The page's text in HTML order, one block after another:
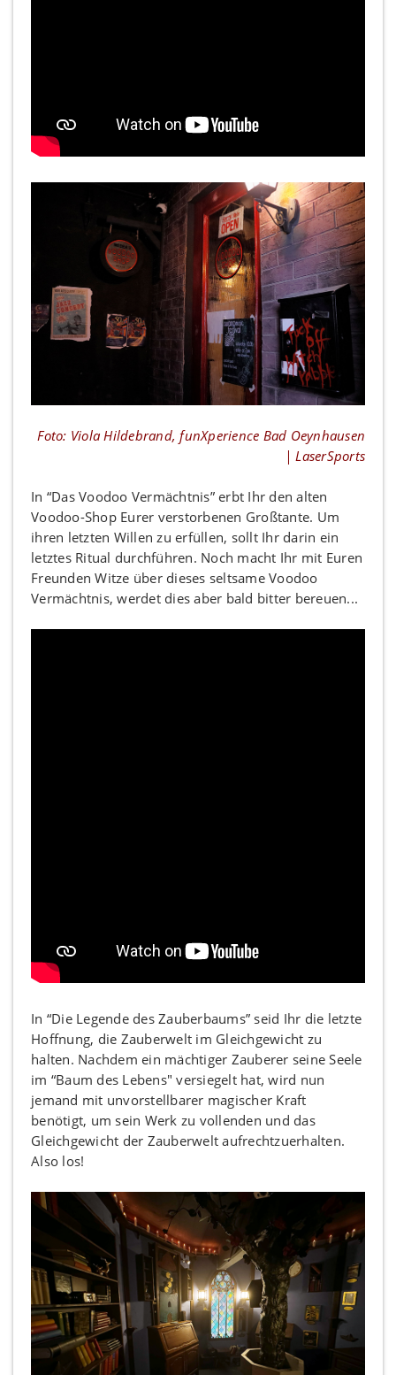
Foto: Viola Hildebrand, funXperience Bad Oeynhausen
| LaserSports
In “Das Voodoo Vermächtnis” erbt Ihr den alten
Voodoo-Shop Eurer verstorbenen Großtante. Um
ihren letzten Willen zu erfüllen, sollt Ihr darin ein
letztes Ritual durchführen. Noch macht Ihr mit Euren
Freunden Witze über dieses seltsame Voodoo
Vermächtnis, werdet dies aber bald bitter bereuen...
In “Die Legende des Zauberbaums” seid Ihr die letzte
Hoffnung, die Zauberwelt im Gleichgewicht zu
halten. Nachdem ein mächtiger Zauberer seine Seele
im “Baum des Lebens" versiegelt hat, wird nun
jemand mit unvorstellbarer magischer Kraft
benötigt, um sein Werk zu vollenden und das
Gleichgewicht der Zauberwelt aufrechtzuerhalten.
Also los!